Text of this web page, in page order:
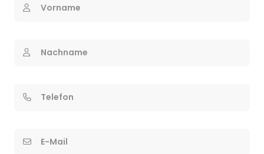
Vorname
Nachname
Telefon
E-Mail